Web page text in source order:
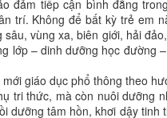
đảm tiếp cận bình đẳng
trí. Không để bất kỳ trẻ em
sâu, vùng xa, biên giới, hải
lớp – dinh dưỡng học đường
mới giáo dục phổ thông theo
tri thức, mà còn nuôi dưỡng
dưỡng tâm hồn, khơi dậy tinh